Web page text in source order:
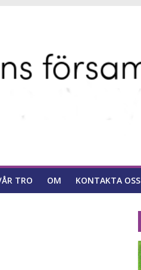
TRO OM KONTAKTA OSS